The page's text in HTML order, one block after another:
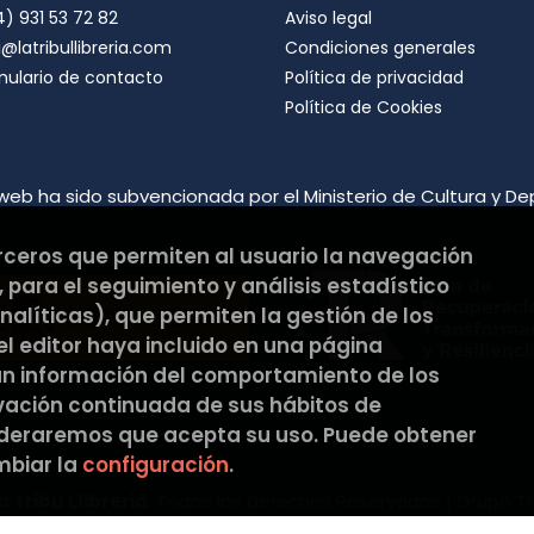
Destinatarios: no se cederán a
Derechos que asisten al Usuario:
a) Derecho a retirar el
portabilidad de los datos
datos y a la limitación u
ambos con la fotocopia del DNI
Dirección electrónica:
Si desea ampliar información
hacerlo en el siguiente enlace:
931 53 72 82
de contacto
Aviso legal
Condiciones generales
Política de privacidad
Política de Cookies
ha sido subvencionada por el Ministerio de Cultura y
que permiten al usuario la navegación
el seguimiento y análisis estadístico
que permiten la gestión de los
editor haya incluido en una página
información del comportamiento de los
continuada de sus hábitos de
que acepta su uso. Puede obtener
la configuración.